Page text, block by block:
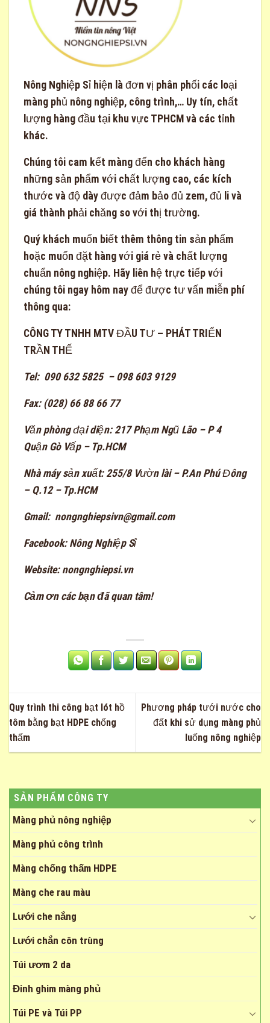
Nông Nghiệp Sỉ hiện là đơn vị phân phối các loại
màng phủ nông nghiệp, công trình,… Uy tín, chất
lượng hàng đầu tại khu vực TPHCM và các tỉnh
khác.
Chúng tôi cam kết màng đến cho khách hàng
những sản phẩm với chất lượng cao, các kích
thước và độ dày được đảm bảo đủ zem, đủ li và
giá thành phải chăng so với thị trường.
Quý khách muốn biết thêm thông tin sản phẩm
hoặc muốn đặt hàng với giá rẻ và chất lượng
chuẩn nông nghiệp. Hãy liên hệ trực tiếp với
chúng tôi ngay hôm nay để được tư vấn miễn phí
thông qua:
CÔNG TY TNHH MTV ĐẦU TƯ – PHÁT TRIỂN
TRẦN THẾ
Tel: 090 632 5825 – 098 603 9129
Fax: (028) 66 88 66 77
Văn phòng đại diện: 217 Phạm Ngũ Lão – P 4
Quận Gò Vấp – Tp.HCM
Nhà máy sản xuất: 255/8 Vườn lài – P.An Phú Đông
– Q.12 – Tp.HCM
Gmail: nongnghiepsivn@gmail.com
Facebook: Nông Nghiệp Sỉ
Website: nongnghiepsi.vn
Cảm ơn các bạn đã quan tâm!
Quy trình thi công bạt lót hồ
tôm bằng bạt HDPE chống
thấm
Phương pháp tưới nước cho
đất khi sử dụng màng phủ
luống nông nghiệp
SẢN PHẨM CÔNG TY
Màng phủ nông nghiệp
Màng phủ công trình
Màng chống thấm HDPE
Màng che rau màu
Lưới che nắng
Lưới chắn côn trùng
Túi ươm 2 da
Đinh ghim màng phủ
Túi PE và Túi PP